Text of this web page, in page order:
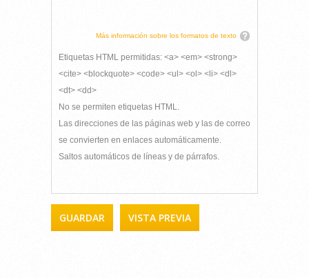
Más información sobre los formatos de texto
Etiquetas HTML permitidas: <a> <em> <strong>
<cite> <blockquote> <code> <ul> <ol> <li> <dl>
<dt> <dd>
No se permiten etiquetas HTML.
Las direcciones de las páginas web y las de correo
se convierten en enlaces automáticamente.
Saltos automáticos de líneas y de párrafos.